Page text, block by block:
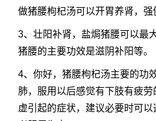
做猪腰枸杞汤可以开胃养肾，强
3、壮阳补肾，盐焗猪腰可以最
猪腰的主要功效是滋阴补阳等。
4、你好，猪腰枸杞汤主要的功
肺，服用以后感觉有下肢有疲
虚引起的症状，建议必要时可